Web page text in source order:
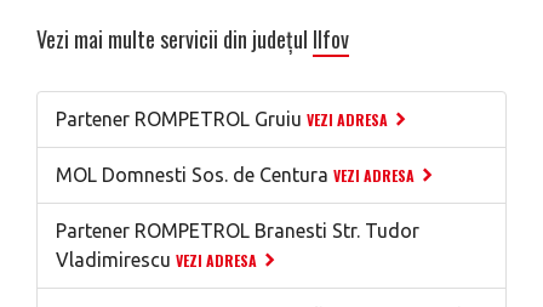
Vezi mai multe servicii din județul Ilfov
Partener ROMPETROL Gruiu VEZI ADRESA
MOL Domnesti Sos. de Centura VEZI ADRESA
Partener ROMPETROL Branesti Str. Tudor
Vladimirescu VEZI ADRESA